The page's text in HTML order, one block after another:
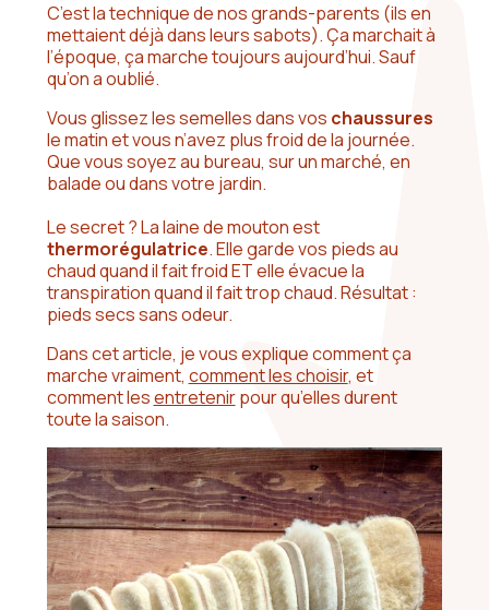
C’est la technique de nos grands-parents (ils en
mettaient déjà dans leurs sabots). Ça marchait à
l’époque, ça marche toujours aujourd’hui. Sauf
qu’on a oublié.
Vous glissez les semelles dans vos chaussures
le matin et vous n’avez plus froid de la journée.
Que vous soyez au bureau, sur un marché, en
balade ou dans votre jardin.
Le secret ? La laine de mouton est
thermorégulatrice. Elle garde vos pieds au
chaud quand il fait froid ET elle évacue la
transpiration quand il fait trop chaud. Résultat :
pieds secs sans odeur.
Dans cet article, je vous explique comment ça
marche vraiment, comment les choisir, et
comment lesentretenirpour qu’elles durent
toute la saison.